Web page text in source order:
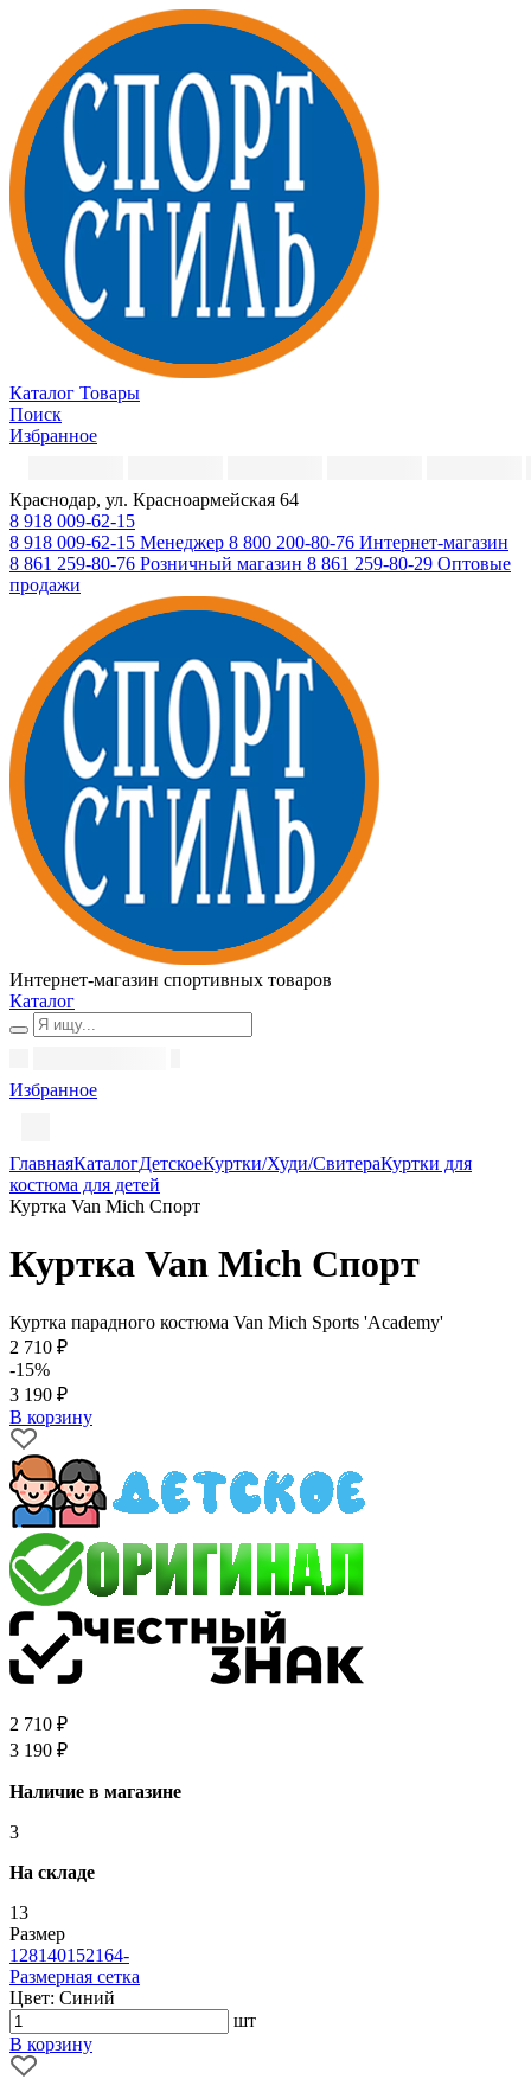
Каталог Товары
Поиск
Избранное
Краснодар, ул. Красноармейская 64
8 918 009-62-15
8 918 009-62-15 Менеджер 8 800 200-80-76 Интернет-магазин
8 861 259-80-76 Розничный магазин 8 861 259-80-29 Оптовые
продажи
Интернет-магазин спортивных товаров
Каталог
Избранное
ГлавнаяКаталогДетскоеКуртки/Худи/СвитераКуртки для
костюма для детей
Куртка Van Mich Спорт
Куртка Van Mich Спорт
Куртка парадного костюма Van Mich Sports 'Academy'
2 710 ₽
-15%
3 190 ₽
В корзину
2 710 ₽
3 190 ₽
Наличие в магазине
3
На складе
13
Размер
128140152164-
Размерная сетка
Цвет: Синий
шт
В корзину